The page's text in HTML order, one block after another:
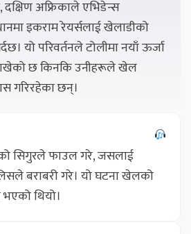
अफ्रिकाले एभिडेन्स
इकराम रेयर्सलाई खेलाडीको
यो परिवर्तनले टोलीमा नयाँ ऊर्जा
छ किनकि उनीहरूले खेल
गरिरहेका छन्।
सिगुरले फाउल गरे, जसलाई
बराबरी गरे। यो घटना खेलको
थियो।